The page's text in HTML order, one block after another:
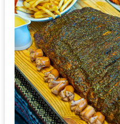
เด็ด
สำหรับ
คุณ
แม่
ที่รัก
2560
สบาย
ใจ๋…